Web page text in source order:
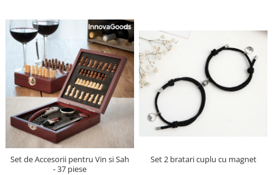
Set de Accesorii pentru Vin si Sah
- 37 piese
Set 2 bratari cuplu cu magnet